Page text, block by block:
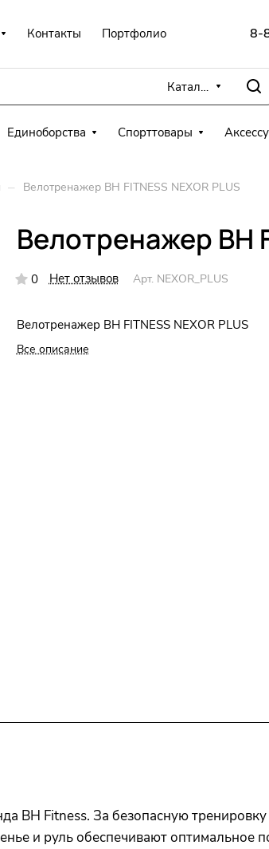
Контакты Портфолио 8-
Каталог
Единоборства Спорттовары
– Велотренажер BH FITNESS NEXOR PLUS
Велотренажер BH
0 Нет отзывов Арт. NEXOR_PLUS
Велотренажер BH FITNESS NEXOR PLUS
Все описание
BH Fitness. За безопасную
и руль обеспечивают оптимальное